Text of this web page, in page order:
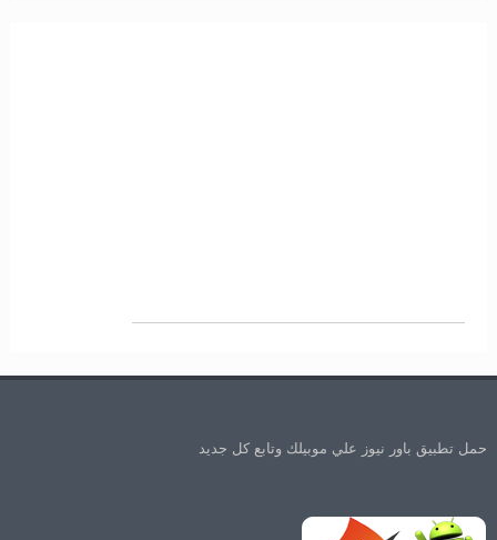
حمل تطبيق باور نيوز علي موبيلك وتابع كل جديد